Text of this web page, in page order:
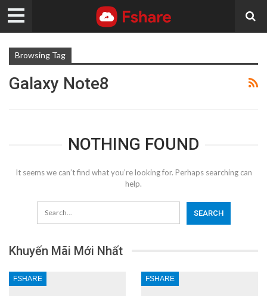
Browsing Tag
Galaxy Note8
NOTHING FOUND
It seems we can’t find what you’re looking for. Perhaps searching can
help.
Khuyến Mãi Mới Nhất
FSHARE FSHARE